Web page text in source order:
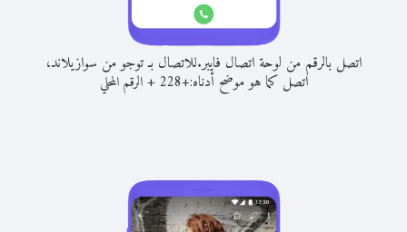
اتصل بالرقم من لوحة اتصال فايبر.للاتصال بـ توجو من سوازيلاند،
اتصل كما هو موضح أدناه:+
228
+الرقم المحلي